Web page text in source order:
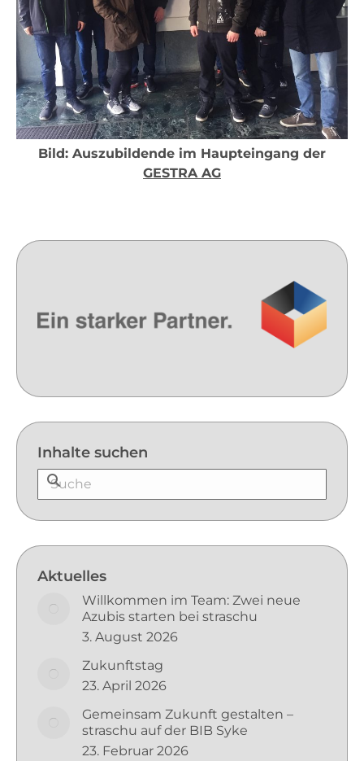
Bild: Auszubildende im Haupteingang der
GESTRA AG
Inhalte suchen
Aktuelles
Willkommen im Team: Zwei neue
Azubis starten bei straschu
3. August 2026
Zukunftstag
23. April 2026
Gemeinsam Zukunft gestalten –
straschu auf der BIB Syke
23. Februar 2026